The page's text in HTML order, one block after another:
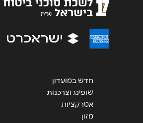
הודעה*
חדש במועדון
שופינג וצרכנות
אטרקציות
מזון